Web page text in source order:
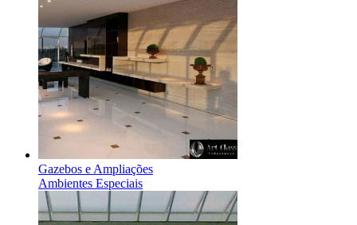
Gazebos e Ampliações
Ambientes Especiais